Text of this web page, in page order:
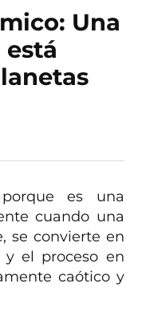
Una
está
es una
cuando una
se convierte en
y el proceso en
caótico y